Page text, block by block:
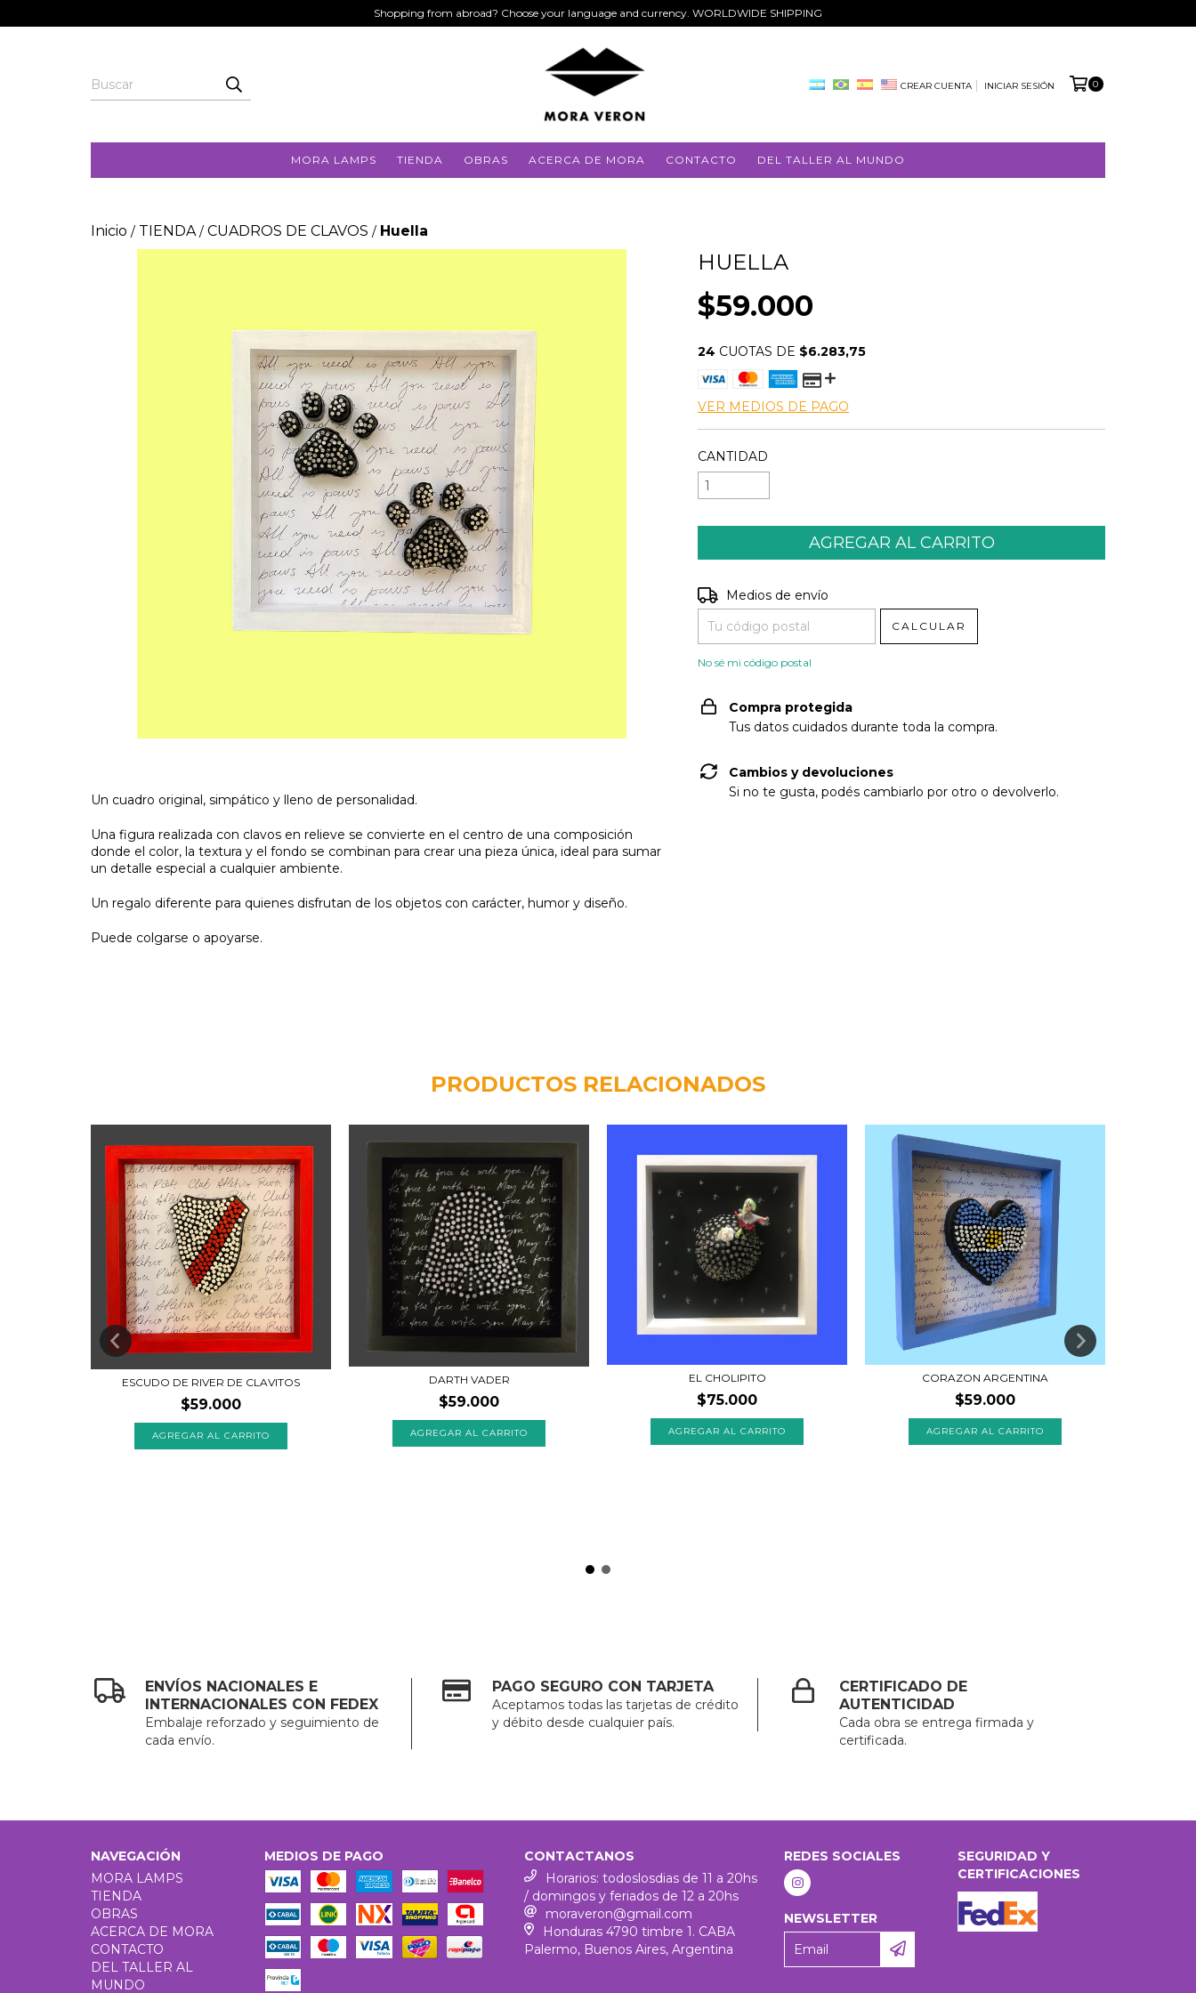
Shopping from abroad? Choose your language and currency. WORLDWIDE SHIPPING
CREAR CUENTA INICIAR SESIÓN 0
MORA LAMPS TIENDA OBRAS ACERCA DE MORA CONTACTO DEL TALLER AL MUNDO
Inicio / TIENDA / CUADROS DE CLAVOS / Huella
Un cuadro original, simpático y lleno de personalidad.
Una figura realizada con clavos en relieve se convierte en el centro de una composición
donde el color, la textura y el fondo se combinan para crear una pieza única, ideal para sumar
un detalle especial a cualquier ambiente.
Un regalo diferente para quienes disfrutan de los objetos con carácter, humor y diseño.
Puede colgarse o apoyarse.
HUELLA
$59.000
24 CUOTAS DE $6.283,75
VER MEDIOS DE PAGO
CANTIDAD
Entregas para el CP:
Medios de envío
CALCULAR
No sé mi código postal
Compra protegida
Tus datos cuidados durante toda la compra.
Cambios y devoluciones
Si no te gusta, podés cambiarlo por otro o devolverlo.
PRODUCTOS RELACIONADOS
ESCUDO DE RIVER DE CLAVITOS
$59.000
DARTH VADER
$59.000
EL CHOLIPITO
$75.000
CORAZON ARGENTINA
$59.000
ENVÍOS NACIONALES E
INTERNACIONALES CON FEDEX
Embalaje reforzado y seguimiento de
cada envío.
PAGO SEGURO CON TARJETA
Aceptamos todas las tarjetas de crédito
y débito desde cualquier país.
CERTIFICADO DE
AUTENTICIDAD
Cada obra se entrega firmada y
certificada.
NAVEGACIÓN
MORA LAMPS
TIENDA
OBRAS
ACERCA DE MORA
CONTACTO
DEL TALLER AL
MUNDO
MEDIOS DE PAGO
CONTACTANOS
Horarios: todoslosdias de 11 a 20hs
/ domingos y feriados de 12 a 20hs
moraveron@gmail.com
Honduras 4790 timbre 1. CABA
Palermo, Buenos Aires, Argentina
REDES SOCIALES
NEWSLETTER
SEGURIDAD Y
CERTIFICACIONES